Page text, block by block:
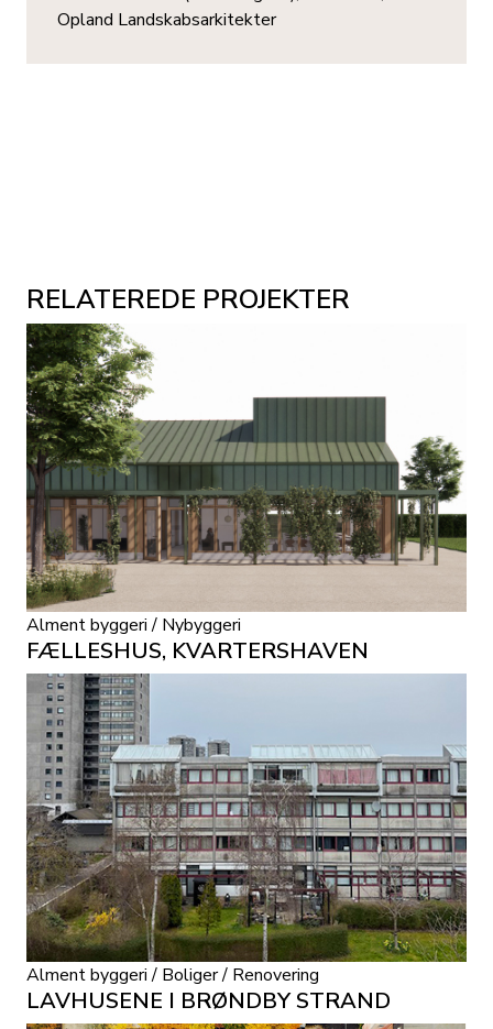
Opland Landskabsarkitekter
RELATEREDE PROJEKTER
Alment byggeri / Nybyggeri
FÆLLESHUS, KVARTERSHAVEN
Alment byggeri / Boliger / Renovering
LAVHUSENE I BRØNDBY STRAND